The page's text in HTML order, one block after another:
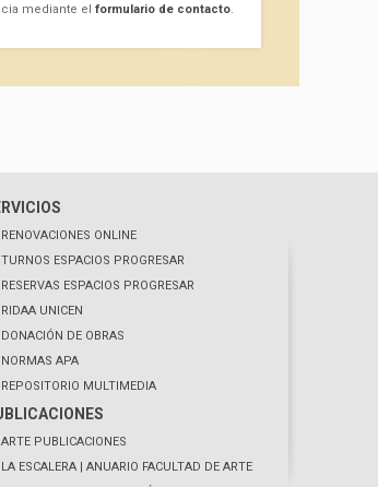
mediante el formulario de contacto.
RENOVACIONES ONLINE
TURNOS ESPACIOS PROGRESAR
RESERVAS ESPACIOS PROGRESAR
RIDAA UNICEN
DONACIÓN DE OBRAS
NORMAS APA
REPOSITORIO MULTIMEDIA
ARTE PUBLICACIONES
LA ESCALERA | ANUARIO FACULTAD DE ARTE